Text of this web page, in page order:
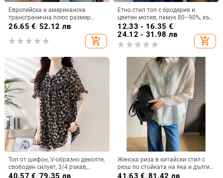
Европейска и американска
трансгранична плюс размер
дамска чистоцветна свободна
версия с кръгло деколте и дълъг
ръкав, ежедневна топ удобна
риза с ръкав тип „крило на
26.65 €/52.12 лв
add_shopping_cart
Етно стил топ с бродерия и
цветен мотив, памук 80–90%, къс
модел, V-образно деколте, ръкав
тип фенер, пуловер
12.33 - 16.35 €/
24.12 - 31.98 лв
add_shopping_cart
Топ от шифон, V-образно деколте,
свободен силует, 3/4 ръкав,
средна дължина
40.57 €/79.35 лв
Женска риза в китайски стил с
рюш по стойката на яка и дълги
ръкави, пролет-лято 2026,
41.63 €/81.42 лв